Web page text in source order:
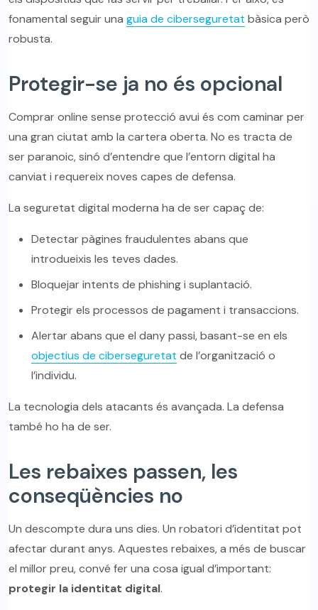
fonamental seguir una guia de ciberseguretat bàsica però
robusta.
Protegir-se ja no és opcional
Comprar online sense protecció avui és com caminar per
una gran ciutat amb la cartera oberta. No es tracta de
ser paranoic, sinó d’entendre que l’entorn digital ha
canviat i requereix noves capes de defensa.
La seguretat digital moderna ha de ser capaç de:
Detectar pàgines fraudulentes abans que
introdueixis les teves dades.
Bloquejar intents de phishing i suplantació.
Protegir els processos de pagament i transaccions.
Alertar abans que el dany passi, basant-se en els
objectius de ciberseguretat de l’organització o
l’individu.
La tecnologia dels atacants és avançada. La defensa
també ho ha de ser.
Les rebaixes passen, les
conseqüències no
Un descompte dura uns dies. Un robatori d’identitat pot
afectar durant anys. Aquestes rebaixes, a més de buscar
el millor preu, convé fer una cosa igual d’important:
protegir la identitat digital.